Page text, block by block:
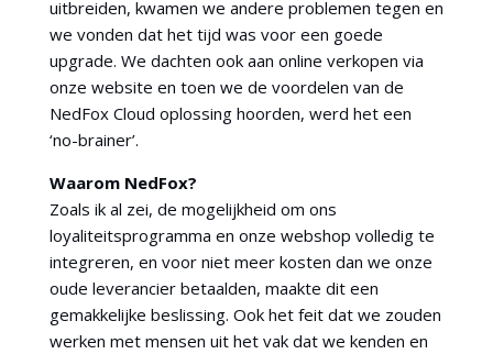
uitbreiden, kwamen we andere problemen tegen en
we vonden dat het tijd was voor een goede
upgrade. We dachten ook aan online verkopen via
onze website en toen we de voordelen van de
NedFox Cloud oplossing hoorden, werd het een
‘no-brainer’.
Waarom NedFox?
Zoals ik al zei, de mogelijkheid om ons
loyaliteitsprogramma en onze webshop volledig te
integreren, en voor niet meer kosten dan we onze
oude leverancier betaalden, maakte dit een
gemakkelijke beslissing. Ook het feit dat we zouden
werken met mensen uit het vak dat we kenden en